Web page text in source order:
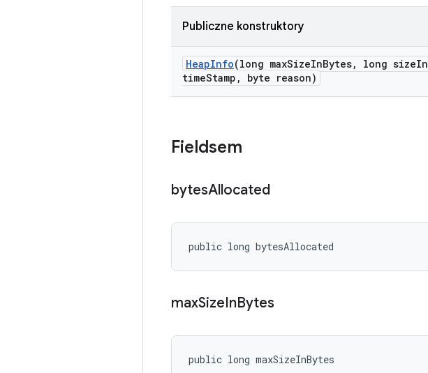
Publiczne konstruktory
HeapInfo(long maxSizeInBytes, long sizeIn
timeStamp , byte reason)
Fieldsem
bytesAllocated
public long bytesAllocated
maxSizeInBytes
public long maxSizeInBytes